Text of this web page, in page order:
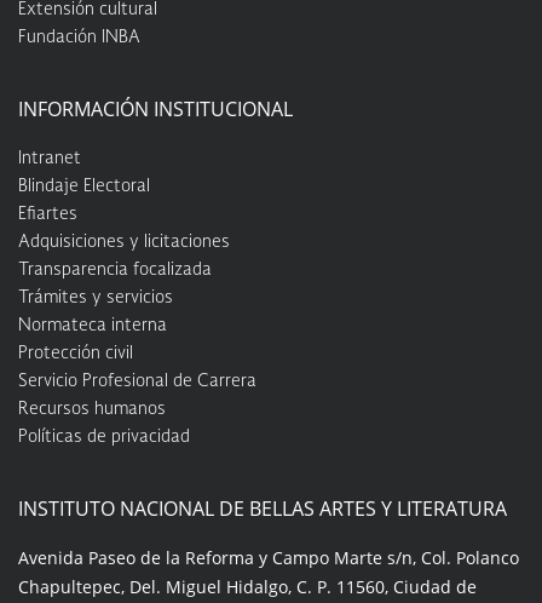
Extensión cultural
Fundación INBA
INFORMACIÓN INSTITUCIONAL
Intranet
Blindaje Electoral
Efiartes
Adquisiciones y licitaciones
Transparencia focalizada
Trámites y servicios
Normateca interna
Protección civil
Servicio Profesional de Carrera
Recursos humanos
Políticas de privacidad
INSTITUTO NACIONAL DE BELLAS ARTES Y LITERATURA
Avenida Paseo de la Reforma y Campo Marte s/n, Col. Polanco
Chapultepec, Del. Miguel Hidalgo, C. P. 11560, Ciudad de